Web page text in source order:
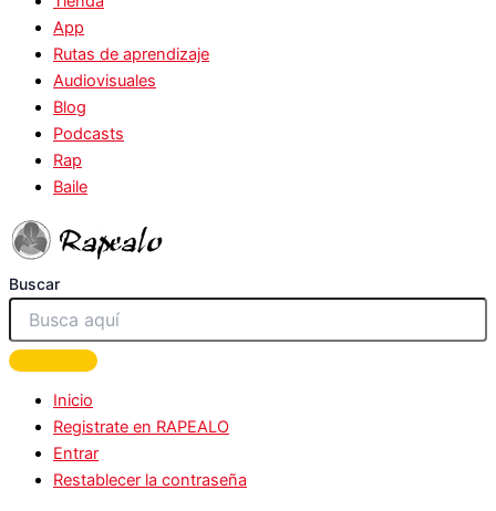
App
Rutas de aprendizaje
Audiovisuales
Blog
Podcasts
Rap
Baile
Buscar
Inicio
Registrate en RAPEALO
Entrar
Restablecer la contraseña